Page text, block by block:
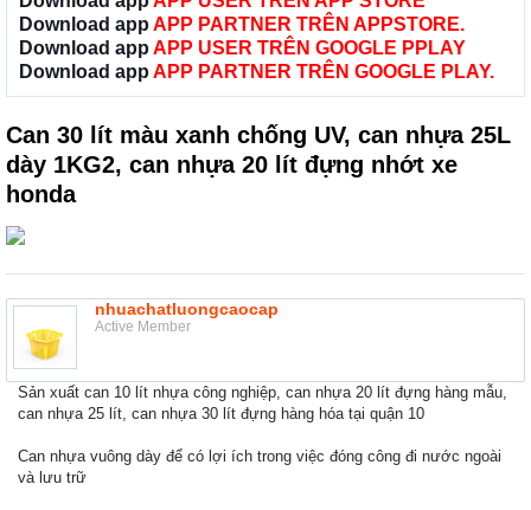
Download app APP PARTNER TRÊN APPSTORE.
Download app APP USER TRÊN GOOGLE PPLAY
Download app APP PARTNER TRÊN GOOGLE PLAY.
Can 30 lít màu xanh chống UV, can nhựa 25L
dày 1KG2, can nhựa 20 lít đựng nhớt xe
honda
nhuachatluongcaocap
Active Member
Sản xuất can 10 lít nhựa công nghiệp, can nhựa 20 lít đựng hàng mẫu,
can nhựa 25 lít, can nhựa 30 lít đựng hàng hóa tại quận 10
Can nhựa vuông dày để có lợi ích trong việc đóng công đi nước ngoài
và lưu trữ